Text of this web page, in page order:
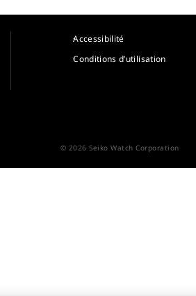
Accessibilité
Conditions d’utilisation
© 2026 Seiko Watch Corporation